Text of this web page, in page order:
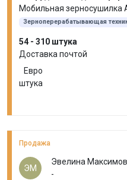
Мобильная
Зерноперерабатывающая
54 - 310 штука
Доставка почтой
Евро
штука
Продажа
ЭМ
Эвелина
-